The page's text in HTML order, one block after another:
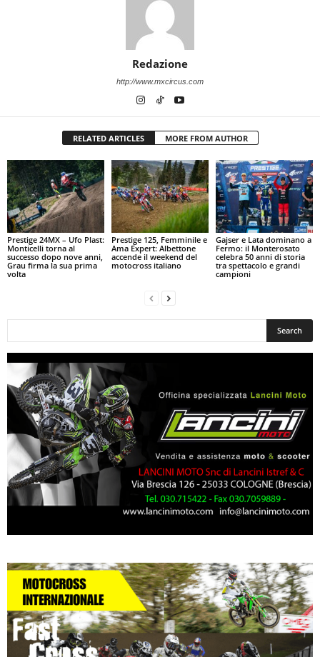
Redazione
http://www.mxcircus.com
RELATED ARTICLES MORE FROM AUTHOR
Prestige 24MX – Ufo Plast:
Monticelli torna al
successo dopo nove anni,
Grau firma la sua prima
volta
Prestige 125, Femminile e
Ama Expert: Albettone
accende il weekend del
motocross italiano
Gajser e Lata dominano a
Fermo: il Monterosato
celebra 50 anni di storia
tra spettacolo e grandi
campioni